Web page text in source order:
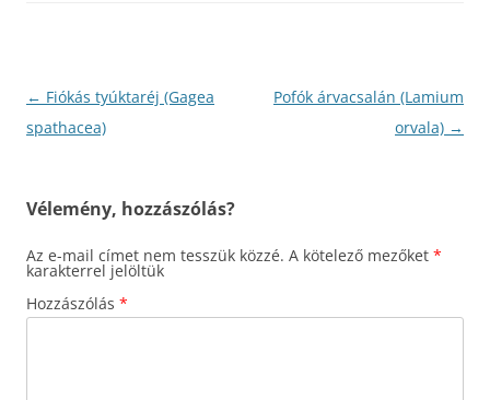
Bejegyzés
navigáció
← Fiókás tyúktaréj (Gagea
spathacea)
Pofók árvacsalán (Lamium
orvala) →
Vélemény, hozzászólás?
Az e-mail címet nem tesszük közzé. A kötelező mezőket *
karakterrel jelöltük
Hozzászólás *